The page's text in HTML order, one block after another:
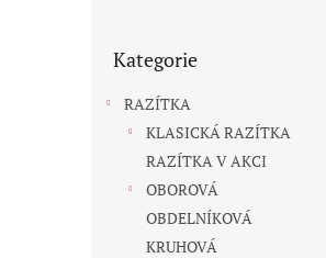
kategorie
Kategorie
RAZÍTKA
KLASICKÁ RAZÍTKA
RAZÍTKA V AKCI
OBOROVÁ
OBDELNÍKOVÁ
KRUHOVÁ